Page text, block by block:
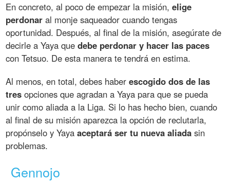
En concreto, al poco de empezar la misión,elige
perdonar al monje saqueador cuando tengas
oportunidad. Después, al final de la misión, asegúrate de
decirle a Yaya quedebe perdonar y hacer las paces
con Tetsuo. De esta manera te tendrá en estima.
Al menos, en total, debes haberescogido dos de las
tres opciones que agradan a Yaya para que se pueda
unir como aliada a la Liga. Si lo has hecho bien, cuando
al final de su misión aparezca la opción de reclutarla,
propónselo y Yayaaceptará ser tu nueva aliada sin
problemas.
Gennojo